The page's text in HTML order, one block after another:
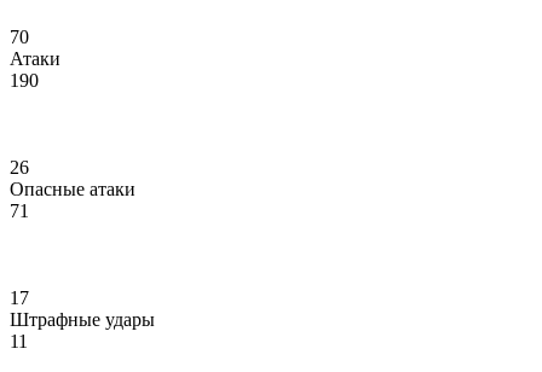
70
Атаки
190
26
Опасные атаки
71
17
Штрафные удары
11